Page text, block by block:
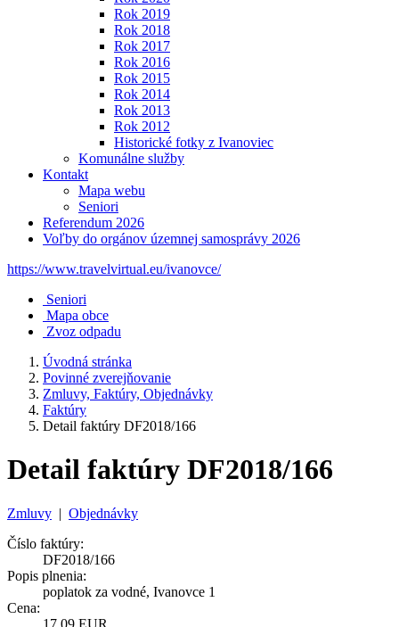
Rok 2019
Rok 2018
Rok 2017
Rok 2016
Rok 2015
Rok 2014
Rok 2013
Rok 2012
Historické fotky z Ivanoviec
Komunálne služby
Kontakt
Mapa webu
Seniori
Referendum 2026
Voľby do orgánov územnej samosprávy 2026
https://www.travelvirtual.eu/ivanovce/
Seniori
Mapa obce
Zvoz odpadu
Úvodná stránka
Povinné zverejňovanie
Zmluvy, Faktúry, Objednávky
Faktúry
Detail faktúry DF2018/166
Detail faktúry DF2018/166
Zmluvy | Objednávky
Číslo faktúry:
DF2018/166
Popis plnenia:
poplatok za vodné, Ivanovce 1
Cena:
17,09 EUR